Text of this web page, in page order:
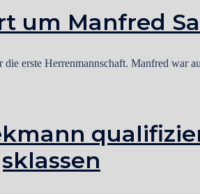
um Manfred
erste Herrenmannschaft. Manfred war